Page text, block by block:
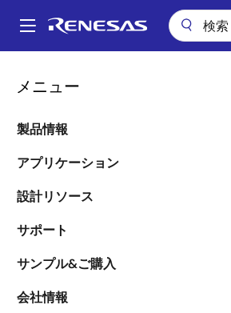
ン
Main
メニュー
製品情報
アプリケーション
設計リソース
サポート
サンプル&ご購入
会社情報
パ
ン
く
ず
東証プライム：6723
大株主一覧（上位10名
（2026年6月30日現在）